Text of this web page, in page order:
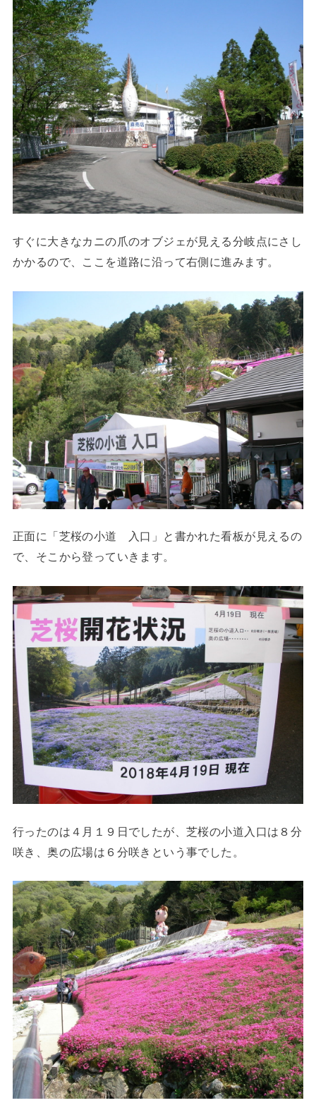
すぐに大きなカニの爪のオブジェが見える分岐点にさし
かかるので、ここを道路に沿って右側に進みます。
正面に「芝桜の小道 入口」と書かれた看板が見えるの
で、そこから登っていきます。
行ったのは４月１９日でしたが、芝桜の小道入口は８分
咲き、奥の広場は６分咲きという事でした。